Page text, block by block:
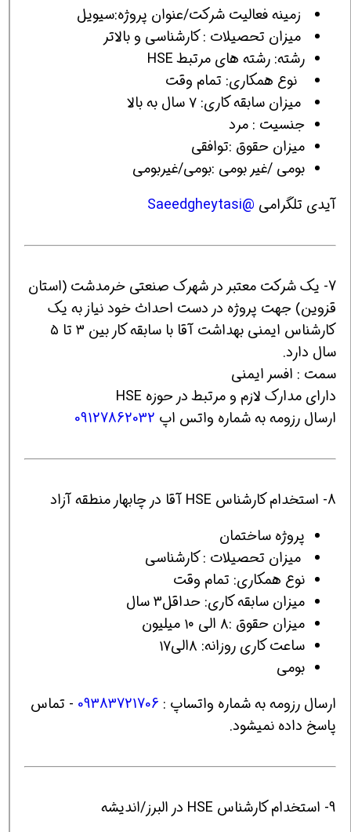
زمینه فعالیت شرکت/عنوان پروژه:سیویل
ميزان تحصیلات : کارشناسی و بالاتر
رشته: رشته های مرتبط HSE
نوع همکاری: تمام وقت
میزان سابقه کاری: ۷ سال به بالا
جنسیت : مرد
میزان حقوق :توافقی
بومی /غیر بومی :بومی/غیربومی
آیدی تلگرامی @Saeedgheytasi
7- یک شرکت معتبر در شهرک صنعتی خرمدشت (استان
قزوین) جهت پروژه در دست احداث خود نیاز به یک
کارشناس ایمنی بهداشت آقا با سابقه کار بین ۳ تا ۵
سال دارد.
سمت : افسر ایمنی
دارای مدارک لازم و مرتبط در حوزه HSE
ارسال رزومه به شماره واتس اپ 09127862032
8- استخدام کارشناس HSE آقا در چابهار منطقه آزاد
پروژه ساختمان
ميزان تحصیلات : کارشناسی
نوع همکاری: تمام وقت
میزان سابقه کاری: حداقل3 سال
میزان حقوق :۸ الی ۱۰ میلیون
ساعت کاری روزانه: ۸الی۱۷
بومی
ارسال رزومه به شماره واتساپ : 09383721706 - تماس
پاسخ داده نمیشود.
9- استخدام کارشناس HSE در البرز/اندیشه